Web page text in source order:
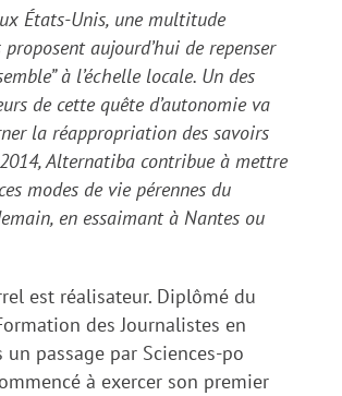
États-Unis, une multitude
aujourd’hui de repenser
à l’échelle locale. Un des
de cette quête d’autonomie va
la réappropriation des savoirs
Alternatiba contribue à mettre
modes de vie pérennes du
en essaimant à Nantes ou
est réalisateur. Diplômé du
des Journalistes en
un passage par Sciences-po
à exercer son premier